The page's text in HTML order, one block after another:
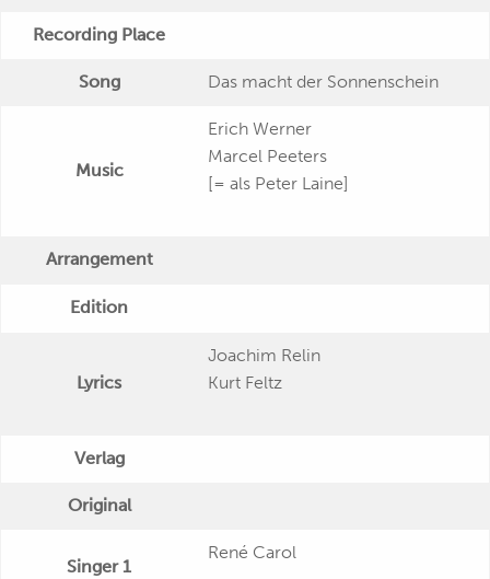
Recording Place
Song Das macht der Sonnenschein
Music
Erich Werner
Marcel Peeters
[= als Peter Laine]
Arrangement
Edition
Lyrics
Joachim Relin
Kurt Feltz
Verlag
Original
Singer 1
René Carol